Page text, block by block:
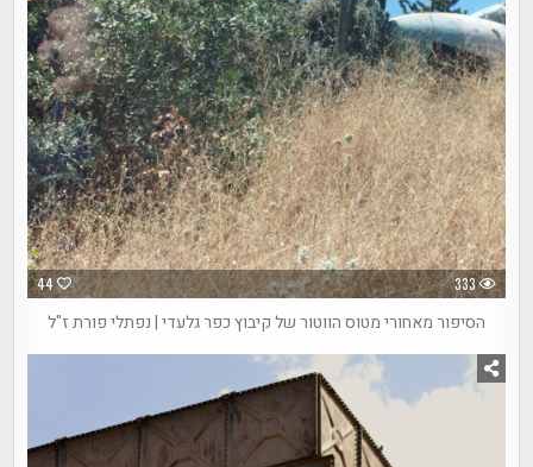
44 333
הסיפור מאחורי מטוס הווטור של קיבוץ כפר גלעדי | נפתלי פורת ז"ל